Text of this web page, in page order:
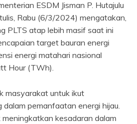
ESDM Jisman P. Hutajulu
Rabu (6/3/2024) mengatakan,
PLTS atap lebih masif saat ini
target bauran energi
energi matahari nasional
Hour (TWh).
masyarakat untuk ikut
dalam pemanfaatan energi hijau.
meningkatkan kesadaran dalam